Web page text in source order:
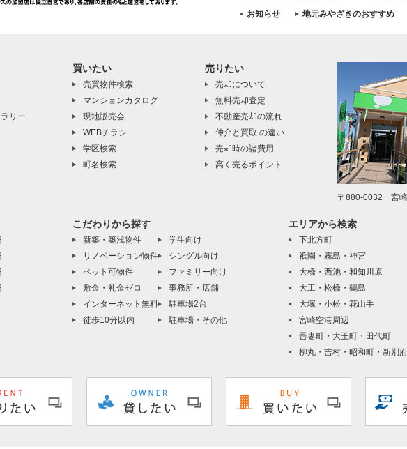
お知らせ
地元みやざきのおすすめ
リー
買いたい
売買物件検索
マンションカタログ
現地販売会
WEBチラシ
学区検索
町名検索
売りたい
売却について
無料売却査定
不動産売却の流れ
仲介と買取 の違い
売却時の諸費用
高く売るポイント
〒880-0032 宮崎
こだわりから探す
新築・築浅物件
リノベーション物件
ペット可物件
敷金・礼金ゼロ
インターネット無料
徒歩10分以内
学生向け
シングル向け
ファミリー向け
事務所・店舗
駐車場2台
駐車場・その他
エリアから検索
下北方町
祇園・霧島・神宮
大橋・西池・和知川原
大工・松橋・鶴島
大塚・小松・花山手
宮崎空港周辺
吾妻町・大王町・田代町
柳丸・吉村・昭和町・新別府